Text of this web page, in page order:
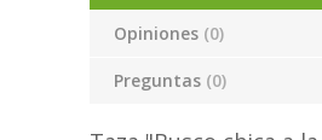
Opiniones (0)
Preguntas (0)